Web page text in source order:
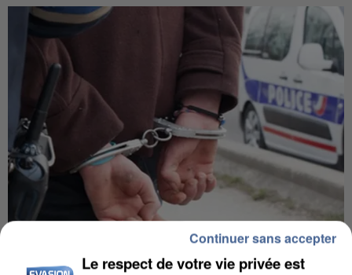
Le respect de votre vie privée est
Continuer sans accepter